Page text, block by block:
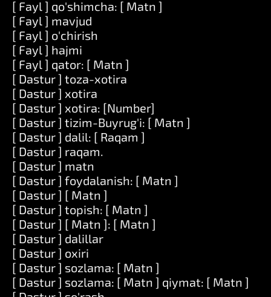
[ Fayl ] qo'shimcha: [ Matn ]
[ Fayl ] mavjud
[ Fayl ] o'chirish
[ Fayl ] hajmi
[ Fayl ] qator: [ Matn ]
[ Dastur ] toza-xotira
[ Dastur ] xotira
[ Dastur ] xotira: [Number]
[ Dastur ] tizim-Buyrug'i: [ Matn ]
[ Dastur ] dalil: [ Raqam ]
[ Dastur ] raqam.
[ Dastur ] matn
[ Dastur ] foydalanish: [ Matn ]
[ Dastur ] [ Matn ]
[ Dastur ] topish: [ Matn ]
[ Dastur ] [ Matn ]: [ Matn ]
[ Dastur ] dalillar
[ Dastur ] oxiri
[ Dastur ] sozlama: [ Matn ]
[ Dastur ] sozlama: [ Matn ] qiymat: [ Matn ]